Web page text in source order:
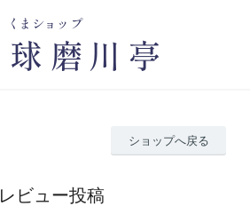
ショップへ戻る
レビュー投稿